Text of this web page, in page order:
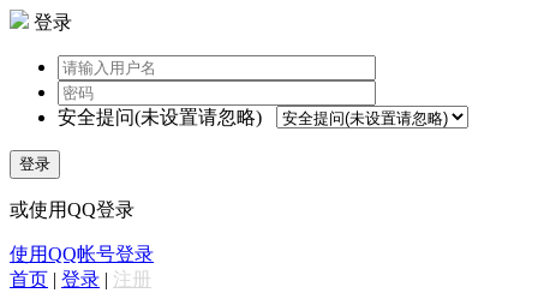
登录
安全提问(未设置请忽略)
登录
或使用QQ登录
使用QQ帐号登录
首页 | 登录 | 注册